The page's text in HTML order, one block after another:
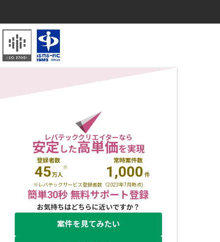
レバテッククリエイターなら
安定した高単価を実現
登録者数
45万人
※
常時案件数
1,000 件
※レバテックサービス登録者数（2023年7月時点)
簡単30秒 無料サポート登録
お気持ちはどちらに近いですか？
案件を見てみたい